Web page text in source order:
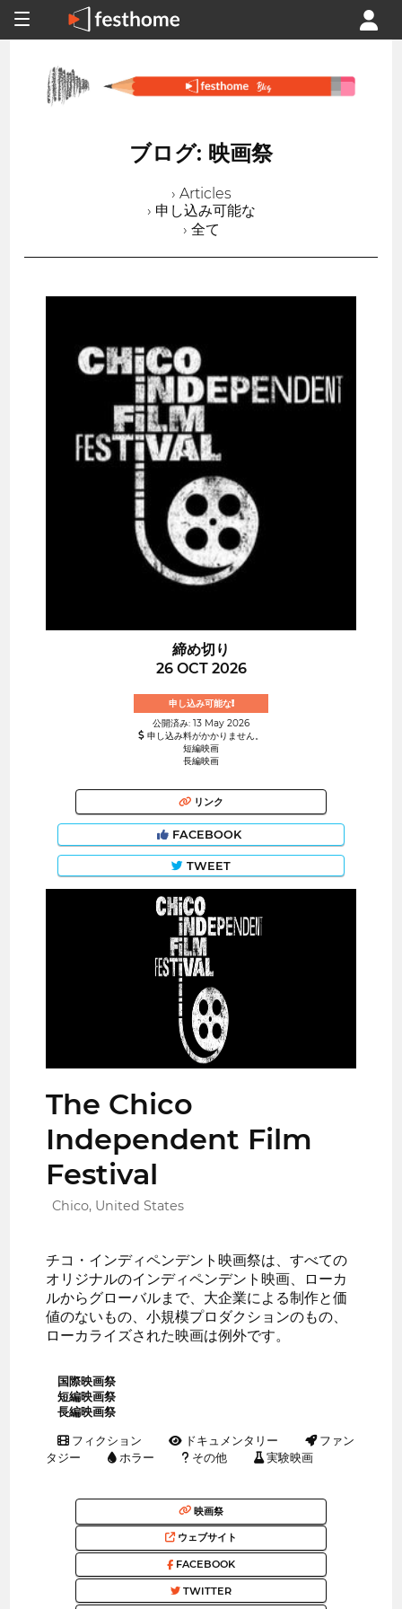
ブログ: 映画祭
› Articles
› 申し込み可能な
› 全て
締め切り
26 OCT 2026
申し込み可能な!
公開済み: 13 May 2026
申し込み料がかかりません。
短編映画
長編映画
リンク
FACEBOOK
TWEET
The Chico
Independent Film
Festival
Chico, United States
チコ・インディペンデント映画祭は、すべての
オリジナルのインディペンデント映画、ローカ
ルからグローバルまで、大企業による制作と価
値のないもの、小規模プロダクションのもの、
ローカライズされた映画は例外です。
国際映画祭
短編映画祭
長編映画祭
フィクション ドキュメンタリー
ファン
タジー
ホラー その他 実験映画
映画祭
ウェブサイト
FACEBOOK
TWITTER